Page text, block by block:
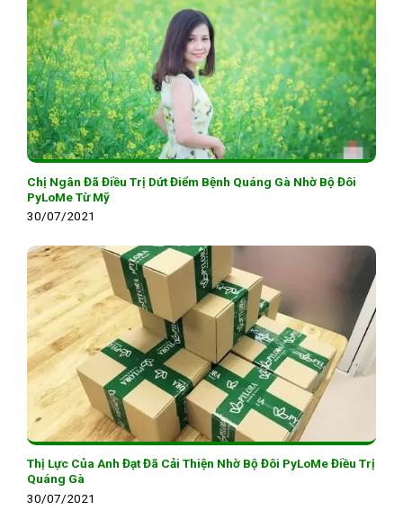
Chị Ngân Đã Điều Trị Dứt Điểm Bệnh Quáng Gà Nhờ Bộ Đôi
PyLoMe Từ Mỹ
30/07/2021
Thị Lực Của Anh Đạt Đã Cải Thiện Nhờ Bộ Đôi PyLoMe Điều Trị
Quáng Gà
30/07/2021